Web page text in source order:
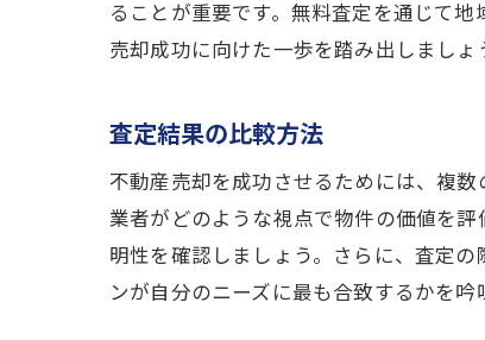
ることが重要です。無料査定を通じて
売却成功に向けた一歩を踏み出しましょ
査定結果の比較方法
不動産売却を成功させるためには、複
業者がどのような視点で物件の価値を
明性を確認しましょう。さらに、査定
ンが自分のニーズに最も合致するかを